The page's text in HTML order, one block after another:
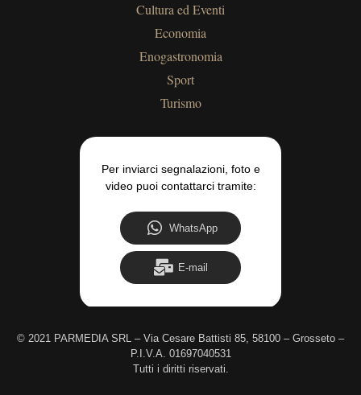
Cultura ed Eventi
Economia
Enogastronomia
Sport
Turismo
Per inviarci segnalazioni, foto e
video puoi contattarci tramite:
WhatsApp
E-mail
© 2021 PARMEDIA SRL – Via Cesare Battisti 85, 58100 – Grosseto –
P.I.V.A. 01697040531
Tutti i diritti riservati.